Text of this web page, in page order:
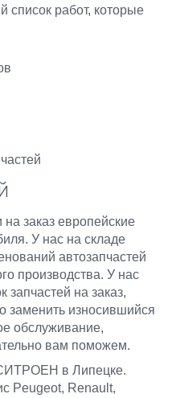
работ, которые
заказ европейские
У нас на складе
автозапчастей
производства. У нас
запчастей на заказ,
заменить износившийся
обслуживание,
вам поможем.
в Липецке.
Peugeot, Renault,